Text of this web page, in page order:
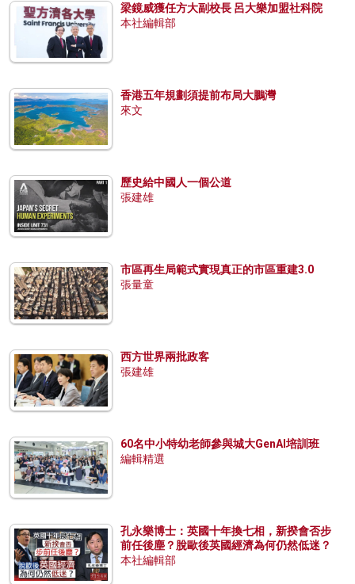
梁鏡威獲任方大副校長 呂大樂加盟社科院
本社編輯部
香港五年規劃須提前布局大鵬灣
來文
歷史給中國人一個公道
張建雄
市區再生局範式實現真正的市區重建3.0
張量童
西方世界兩批政客
張建雄
60名中小特幼老師參與城大GenAI培訓班
編輯精選
孔永樂博士：英國十年換七相，新揆會否步
前任後塵？脫歐後英國經濟為何仍然低迷？
本社編輯部